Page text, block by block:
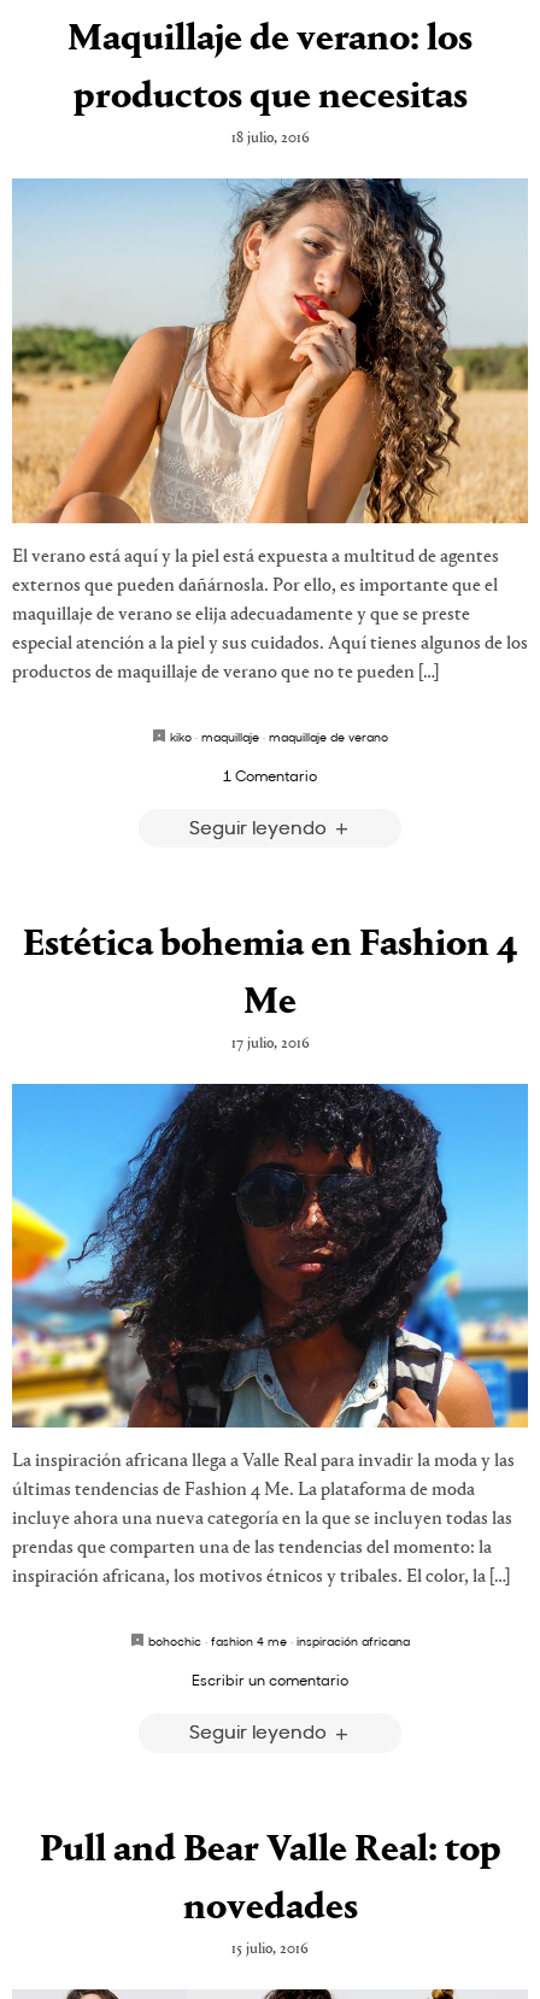
Maquillaje de verano: los
productos que necesitas
18 julio, 2016
El verano está aquí y la piel está expuesta a multitud de agentes
externos que pueden dañárnosla. Por ello, es importante que el
maquillaje de verano se elija adecuadamente y que se preste
especial atención a la piel y sus cuidados. Aquí tienes algunos de los
productos de maquillaje de verano que no te pueden […]
kiko · maquillaje · maquillaje de verano
1 Comentario
Seguir leyendo
Estética bohemia en Fashion 4
Me
17 julio, 2016
La inspiración africana llega a Valle Real para invadir la moda y las
últimas tendencias de Fashion 4 Me. La plataforma de moda
incluye ahora una nueva categoría en la que se incluyen todas las
prendas que comparten una de las tendencias del momento: la
inspiración africana, los motivos étnicos y tribales. El color, la […]
bohochic · fashion 4 me · inspiración africana
Escribir un comentario
Seguir leyendo
Pull and Bear Valle Real: top
novedades
15 julio, 2016